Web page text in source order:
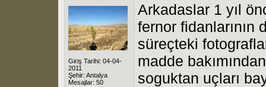
Giriş Tarihi: 04-04-
2011
Şehir: Antalya
Mesajlar: 50
Arkadaslar 1 yıl
fernor fidanlarının
süreçteki
madde
soguktan uçları